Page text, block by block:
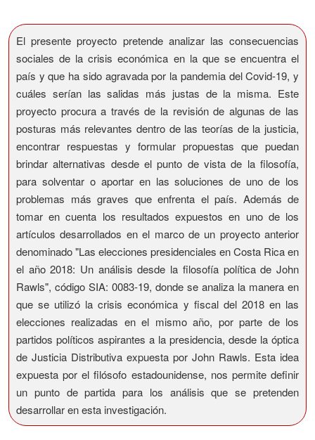
El presente proyecto pretende analizar las consecuencias
sociales de la crisis económica en la que se encuentra el
país y que ha sido agravada por la pandemia del Covid-19, y
cuáles serían las salidas más justas de la misma. Este
proyecto procura a través de la revisión de algunas de las
posturas más relevantes dentro de las teorías de la justicia,
encontrar respuestas y formular propuestas que puedan
brindar alternativas desde el punto de vista de la filosofía,
para solventar o aportar en las soluciones de uno de los
problemas más graves que enfrenta el país. Además de
tomar en cuenta los resultados expuestos en uno de los
artículos desarrollados en el marco de un proyecto anterior
denominado "Las elecciones presidenciales en Costa Rica en
el año 2018: Un análisis desde la filosofía política de John
Rawls", código SIA: 0083-19, donde se analiza la manera en
que se utilizó la crisis económica y fiscal del 2018 en las
elecciones realizadas en el mismo año, por parte de los
partidos políticos aspirantes a la presidencia, desde la óptica
de Justicia Distributiva expuesta por John Rawls. Esta idea
expuesta por el filósofo estadounidense, nos permite definir
un punto de partida para los análisis que se pretenden
desarrollar en esta investigación.